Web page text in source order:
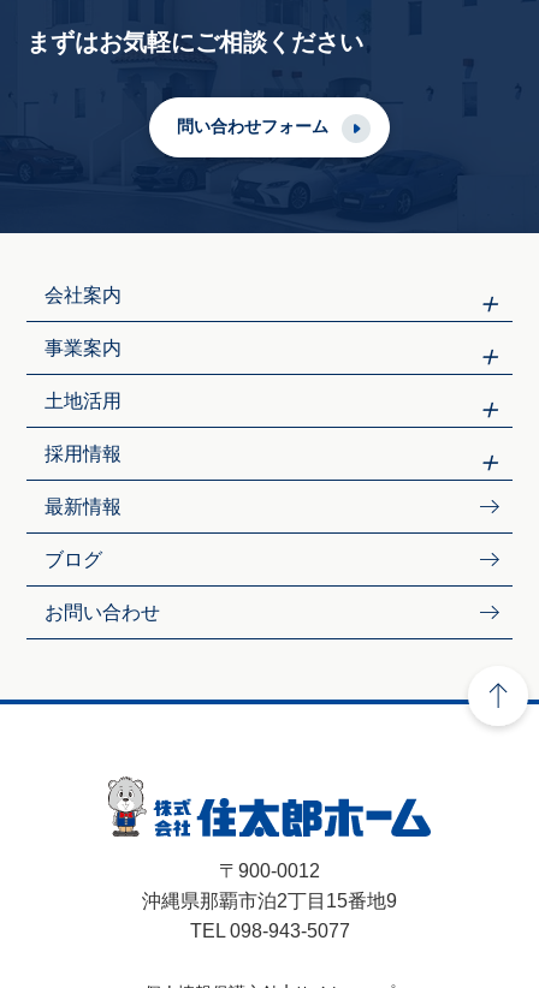
まずはお気軽にご相談ください
問い合わせフォーム
会社案内
事業案内
土地活用
採用情報
最新情報
ブログ
お問い合わせ
〒900-0012
沖縄県那覇市泊2丁目15番地9
TEL 098-943-5077